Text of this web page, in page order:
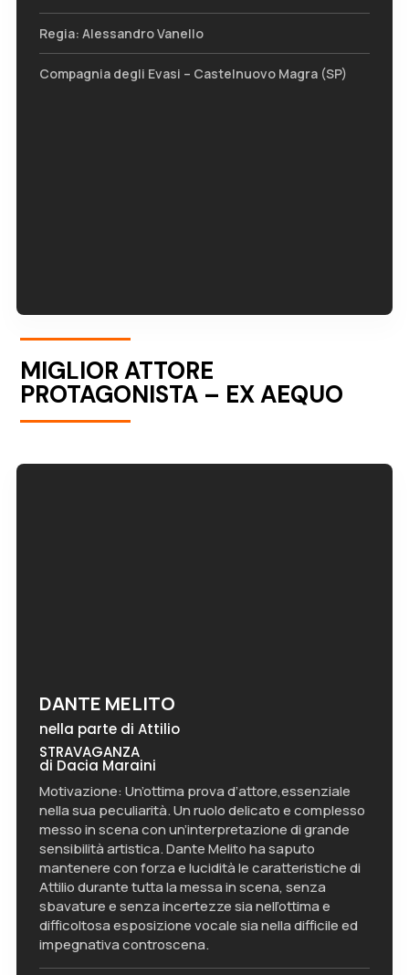
Regia: Alessandro Vanello
Compagnia degli Evasi – Castelnuovo Magra (SP)
MIGLIOR ATTORE
PROTAGONISTA – EX AEQUO
DANTE MELITO
nella parte di Attilio
STRAVAGANZA
di Dacia Maraini
Motivazione: Un’ottima prova d’attore,essenziale
nella sua peculiarità. Un ruolo delicato e complesso
messo in scena con un’interpretazione di grande
sensibilità artistica. Dante Melito ha saputo
mantenere con forza e lucidità le caratteristiche di
Attilio durante tutta la messa in scena, senza
sbavature e senza incertezze sia nell’ottima e
difficoltosa esposizione vocale sia nella difficile ed
impegnativa controscena.